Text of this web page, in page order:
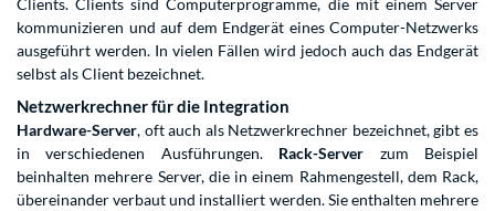
Clients. Clients sind Computerprogramme, die mit einem Server
kommunizieren und auf dem Endgerät eines Computer-Netzwerks
ausgeführt werden. In vielen Fällen wird jedoch auch das Endgerät
selbst als Client bezeichnet.
Netzwerkrechner für die Integration
Hardware-Server, oft auch als Netzwerkrechner bezeichnet, gibt es
in verschiedenen Ausführungen. Rack-Server zum Beispiel
beinhalten mehrere Server, die in einem Rahmengestell, dem Rack,
übereinander verbaut und installiert werden. Sie enthalten mehrere